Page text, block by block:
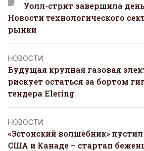
Уолл-стрит завершила
Новости технологического
рынки
НОВОСТИ
Будущая крупная газовая
рискует остаться за бортом
тендера Elering
НОВОСТИ
«Эстонский волшебник»
США и Канаде – стартап